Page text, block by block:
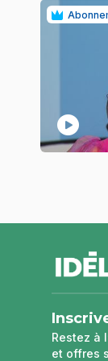
play_circle
page
Restez à
et offres